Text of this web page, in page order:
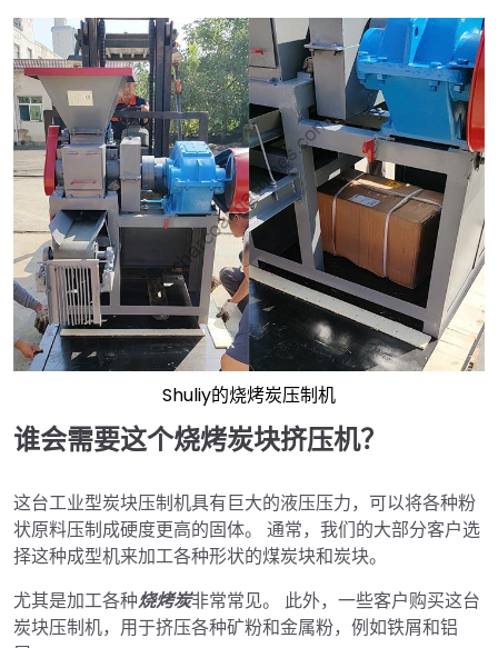
Shuliy的烧烤炭压制机
谁会需要这个烧烤炭块挤压机？
这台工业型炭块压制机具有巨大的液压压力，可以将各种粉
状原料压制成硬度更高的固体。 通常，我们的大部分客户选
择这种成型机来加工各种形状的煤炭块和炭块。
尤其是加工各种烧烤炭非常常见。 此外，一些客户购买这台
炭块压制机，用于挤压各种矿粉和金属粉，例如铁屑和铝